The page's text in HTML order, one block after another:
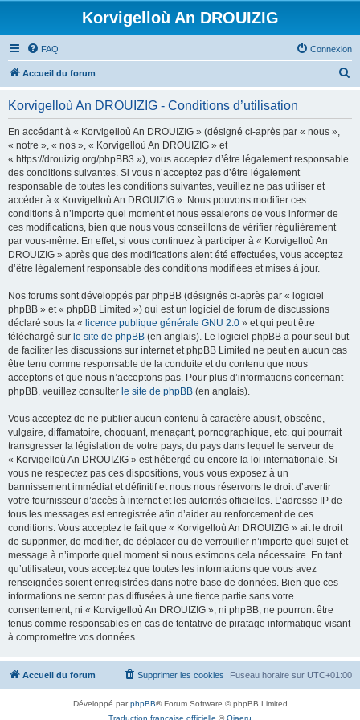
Korvigelloù An DROUIZIG
FAQ Connexion
Accueil du forum
Korvigelloù An DROUIZIG - Conditions d’utilisation
En accédant à « Korvigelloù An DROUIZIG » (désigné ci-après par « nous »,
« notre », « nos », « Korvigelloù An DROUIZIG » et
« https://drouizig.org/phpBB3 »), vous acceptez d’être légalement responsable
des conditions suivantes. Si vous n’acceptez pas d’être légalement
responsable de toutes les conditions suivantes, veuillez ne pas utiliser et
accéder à « Korvigelloù An DROUIZIG ». Nous pouvons modifier ces
conditions à n’importe quel moment et nous essaierons de vous informer de
ces modifications, bien que nous vous conseillons de vérifier régulièrement
par vous-même. En effet, si vous continuez à participer à « Korvigelloù An
DROUIZIG » après que des modifications aient été effectuées, vous acceptez
d’être légalement responsable des conditions modifiées et mises à jour.
Nos forums sont développés par phpBB (désignés ci-après par « logiciel
phpBB » et « phpBB Limited ») qui est un logiciel de forum de discussions
déclaré sous la « licence publique générale GNU 2.0 » et qui peut être
téléchargé sur le site de phpBB (en anglais). Le logiciel phpBB a pour seul but
de faciliter les discussions sur internet et phpBB Limited ne peut en aucun cas
être tenu comme responsable de la conduite et du contenu que nous
acceptons et que nous n’acceptons pas. Pour plus d’informations concernant
phpBB, veuillez consulter le site de phpBB (en anglais).
Vous acceptez de ne publier aucun contenu à caractère abusif, obscène,
vulgaire, diffamatoire, choquant, menaçant, pornographique, etc. qui pourrait
transgresser la législation de votre pays, du pays dans lequel le serveur de
« Korvigelloù An DROUIZIG » est hébergé ou encore la loi internationale. Si
vous ne respectez pas ces dispositions, vous vous exposez à un
bannissement immédiat et définitif et nous nous réservons le droit d’avertir
votre fournisseur d’accès à internet et les autorités officielles. L’adresse IP de
tous les messages est enregistrée afin d’aider au renforcement de ces
conditions. Vous acceptez le fait que « Korvigelloù An DROUIZIG » ait le droit
de supprimer, de modifier, de déplacer ou de verrouiller n’importe quel sujet et
message à n’importe quel moment si nous estimons cela nécessaire. En tant
qu’utilisateur, vous acceptez que toutes les informations que vous avez
renseignées soient enregistrées dans notre base de données. Bien que ces
informations ne seront pas diffusées à une tierce partie sans votre
consentement, ni « Korvigelloù An DROUIZIG », ni phpBB, ne pourront être
tenus comme responsables en cas de tentative de piratage informatique visant
à compromettre vos données.
Accueil du forum Fuseau horaire sur UTC+01:00
Supprimer les cookies
Développé parphpBB® Forum Software © phpBB Limited
Traduction française officielle ©Qiaeru